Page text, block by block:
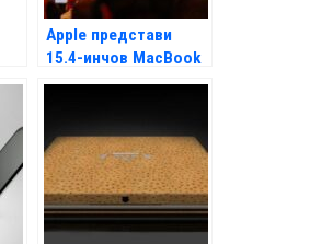
Apple представи
15.4-инчов MacBook
Pro с ретина дисплей